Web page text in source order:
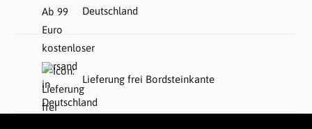
Deutschland
Lieferung frei Bordsteinkante